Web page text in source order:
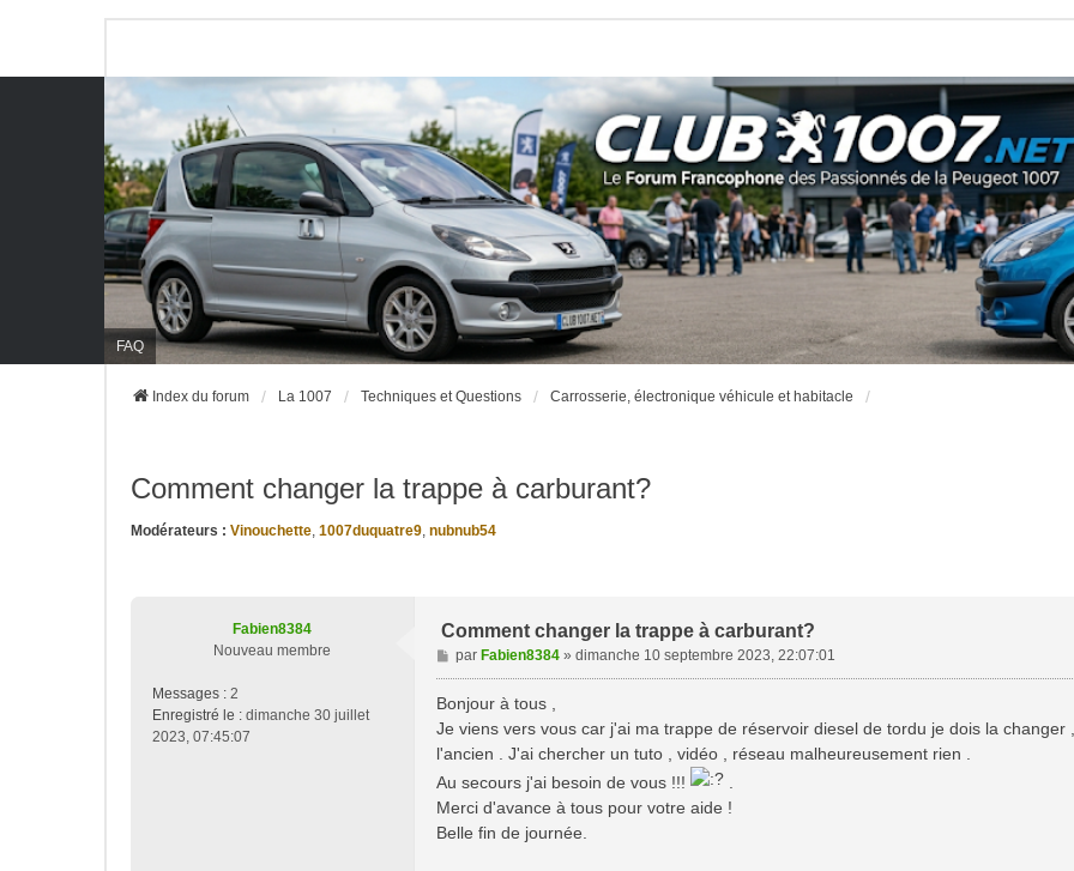
FAQ
Index du forum La 1007 Techniques et Questions Carrosserie, électronique véhicule et habitacle
Comment changer la trappe à carburant?
Modérateurs : Vinouchette, 1007duquatre9, nubnub54
Fabien8384
Nouveau membre
Messages : 2
Enregistré le : dimanche 30 juillet
2023, 07:45:07
Comment changer la trappe à carburant?
M
e
s
g
e
par Fabien8384» dimanche 10 septembre 2023, 22:07:01
Bonjour à tous ,
Je viens vers vous car j'ai ma trappe de réservoir diesel de tordu je dois la
l'ancien . J'ai chercher un tuto , vidéo , réseau malheureusement rien .
Au secours j'ai besoin de vous !!!
Merci d'avance à tous pour votre aide !
Belle fin de journée.